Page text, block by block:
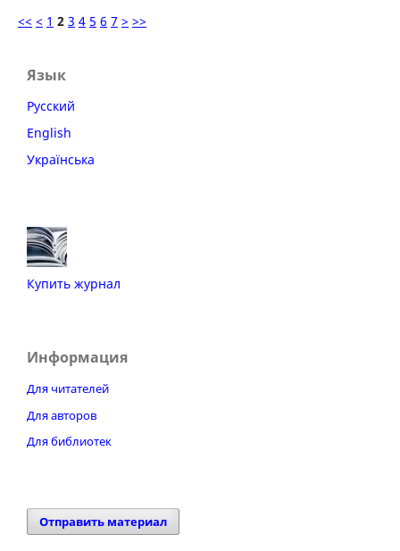
<< < 1 2 3 4 5 6 7 > >>
Язык
Русский
English
Українська
Купить журнал
Информация
Для читателей
Для авторов
Для библиотек
Отправить материал